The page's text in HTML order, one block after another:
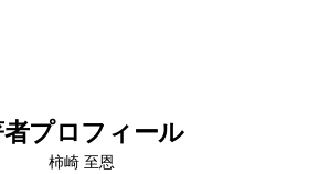
プロフィール
柿崎 至恩